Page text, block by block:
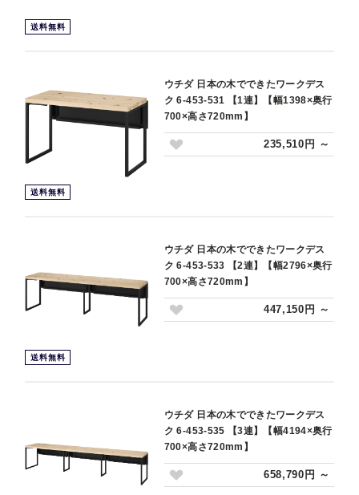
送料無料
送料無料
ウチダ 日本の木でできたワークデス
ク 6-453-531 【1連】【幅1398×奥行
700×高さ720mm】
235,510円 ～
送料無料
ウチダ 日本の木でできたワークデス
ク 6-453-533 【2連】【幅2796×奥行
700×高さ720mm】
447,150円 ～
ウチダ 日本の木でできたワークデス
ク 6-453-535 【3連】【幅4194×奥行
700×高さ720mm】
658,790円 ～